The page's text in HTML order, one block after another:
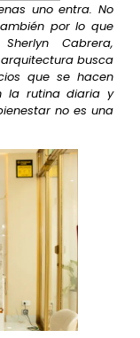
uno entra. No
por lo que
Cabrera,
busca
que se hacen
la rutina diaria y
no es una